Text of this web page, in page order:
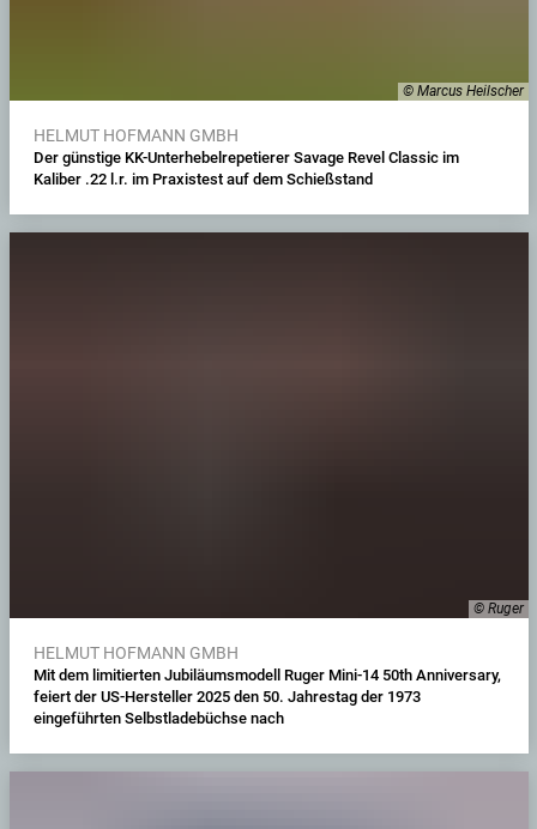
© Marcus Heilscher
HELMUT HOFMANN GMBH
Der günstige KK-Unterhebelrepetierer Savage Revel Classic im
Kaliber .22 l.r. im Praxistest auf dem Schießstand
© Ruger
HELMUT HOFMANN GMBH
Mit dem limitierten Jubiläumsmodell Ruger Mini-14 50th Anniversary,
feiert der US-Hersteller 2025 den 50. Jahrestag der 1973
eingeführten Selbstladebüchse nach